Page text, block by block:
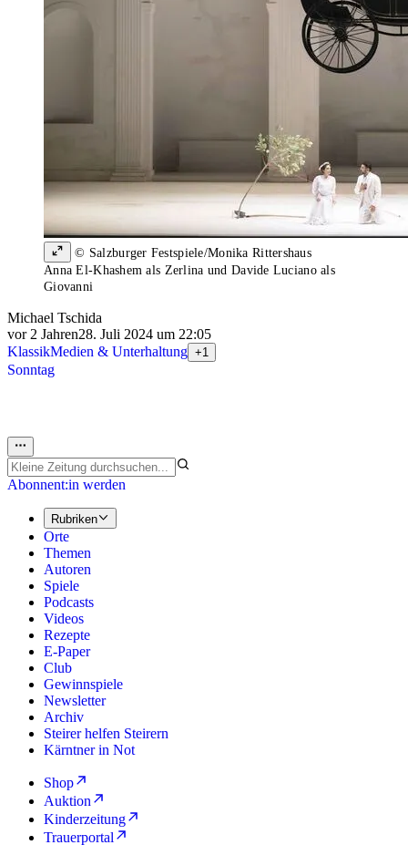
© Salzburger Festspiele/Monika Rittershaus
Anna El-Khashem als Zerlina und Davide Luciano als
Giovanni
Michael Tschida
vor 2 Jahren28. Juli 2024 um 22:05
KlassikMedien & Unterhaltung +1
Sonntag
Abonnent:in werden
Rubriken
Orte
Themen
Autoren
Spiele
Podcasts
Videos
Rezepte
E-Paper
Club
Gewinnspiele
Newsletter
Archiv
Steirer helfen Steirern
Kärntner in Not
Shop
Auktion
Kinderzeitung
Trauerportal